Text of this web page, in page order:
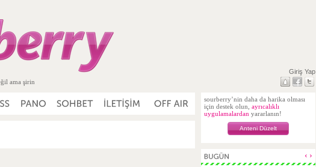
ama şirin
Giriş Yap
sourberry’nin daha da harika olması
için destek olun, ayrıcalıklı
uygulamalardan yararlanın!
Anteni Düzelt
‹ ›